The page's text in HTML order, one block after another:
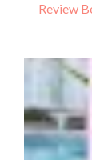
Review